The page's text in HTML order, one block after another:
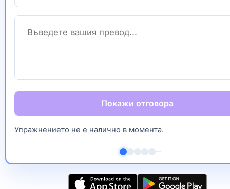
Покажи отговора
Упражнението не е налично в момента.